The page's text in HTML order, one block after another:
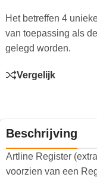
Het betreffen 4
van toepassing als
gelegd worden.
Vergelijk
Beschrijving
Artline Register
voorzien van een